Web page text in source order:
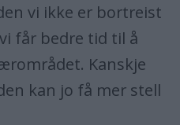
vi ikke er bortreist
får bedre tid til å
Kanskje
kan jo få mer stell